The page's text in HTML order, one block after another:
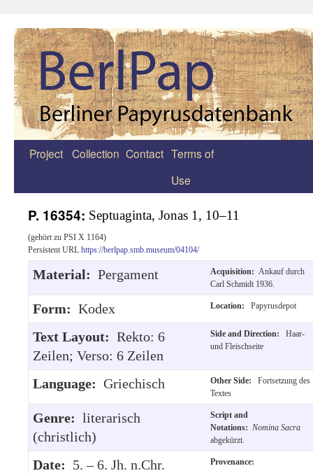
Zum
Project Collection Contact Terms of
Use
P. 16354: Septuaginta, Jonas 1, 10–11
(gehört zu PSI X 1164)
Persistent URL https://berlpap.smb.museum/04104/
Material: Pergament Acquisition: Ankauf durch
Carl Schmidt 1936.
Form: Kodex Location: Papyrusdepot
Text Layout: Rekto: 6
Zeilen; Verso: 6 Zeilen
Side and Direction:
Haar-
und Fleischseite
Language: Griechisch Other Side:
Fortsetzung des
Textes
Genre: literarisch
(christlich)
Script and
Notations: Nomina Sacra
abgekürzt.
Date: 5. – 6. Jh. n.Chr. Provenance: